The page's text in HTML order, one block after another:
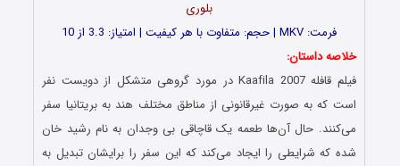
بلوری
فرمت: MKV | حجم: متفاوت با هر کیفیت | امتیاز: 3.3 از 10
خلاصه داستان:
فیلم قافله Kaafila 2007 در مورد گروهی متشکل از دویست نفر
است که به صورت غیرقانونی از مناطق مختلف هند به بریتانیا سفر
می‌کنند. حال آن‌ها طعمه یک قاچاقی بی وجدان به نام رشید خان
شده که شرایطی را ایجاد می‌کند که این سفر را برایشان تبدیل به